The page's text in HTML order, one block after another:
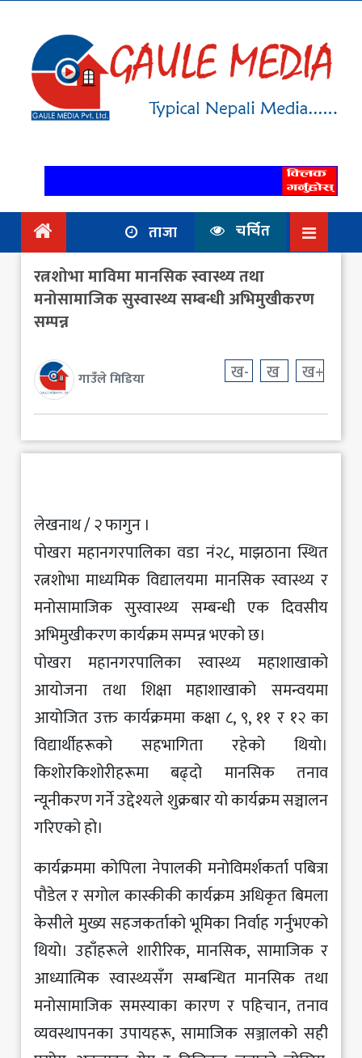
गृहपृष्ठ
समाचार
राजनिति
आर्थिक
अन्तर्वार्ता
/ विचार
प्रदेश
विश्व
स्वास्थ्य
ट्राभल
मनोरञ्जन
ताजा चर्चित
रत्नशोभा माविमा मानसिक स्वास्थ्य तथा
मनोसामाजिक सुस्वास्थ्य सम्बन्धी अभिमुखीकरण
सम्पन्न
गाउँले मिडिया ख- ख ख+
लेखनाथ / २ फागुन ।
पोखरा महानगरपालिका वडा नं२८, माझठाना स्थित
रत्नशोभा माध्यमिक विद्यालयमा मानसिक स्वास्थ्य र
मनोसामाजिक सुस्वास्थ्य सम्बन्धी एक दिवसीय
अभिमुखीकरण कार्यक्रम सम्पन्न भएको छ।
पोखरा महानगरपालिका स्वास्थ्य महाशाखाको
आयोजना तथा शिक्षा महाशाखाको समन्वयमा
आयोजित उक्त कार्यक्रममा कक्षा ८, ९, ११ र १२ का
विद्यार्थीहरूको सहभागिता रहेको थियो।
किशोरकिशोरीहरूमा बढ्दो मानसिक तनाव
न्यूनीकरण गर्ने उद्देश्यले शुक्रबार यो कार्यक्रम सञ्चालन
गरिएको हो।
कार्यक्रममा कोपिला नेपालकी मनोविमर्शकर्ता पबित्रा
पौडेल र सगोल कास्कीकी कार्यक्रम अधिकृत बिमला
केसीले मुख्य सहजकर्ताको भूमिका निर्वाह गर्नुभएको
थियो। उहाँहरूले शारीरिक, मानसिक, सामाजिक र
आध्यात्मिक स्वास्थ्यसँग सम्बन्धित मानसिक तथा
मनोसामाजिक समस्याका कारण र पहिचान, तनाव
व्यवस्थापनका उपायहरू, सामाजिक सञ्जालको सही